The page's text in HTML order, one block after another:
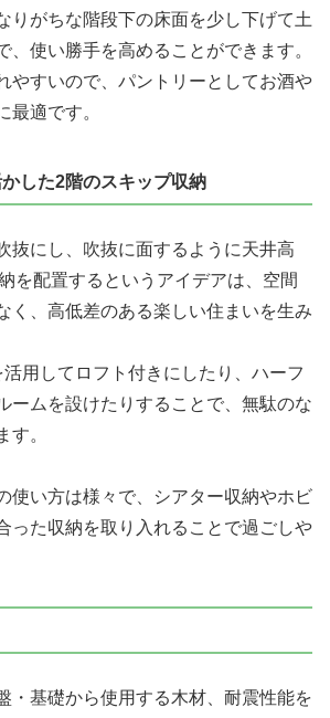
りがちな階段下の床面を少し下げて土
、使い勝手を高めることができます。
やすいので、パントリーとしてお酒や
最適です。
した2階のスキップ収納
抜にし、吹抜に面するように天井高
を配置するというアイデアは、空間
く、高低差のある楽しい住まいを生み
用してロフト付きにしたり、ハーフ
ームを設けたりすることで、無駄のな
す。
使い方は様々で、シアター収納やホビ
った収納を取り入れることで過ごしや
・基礎から使用する木材、耐震性能を